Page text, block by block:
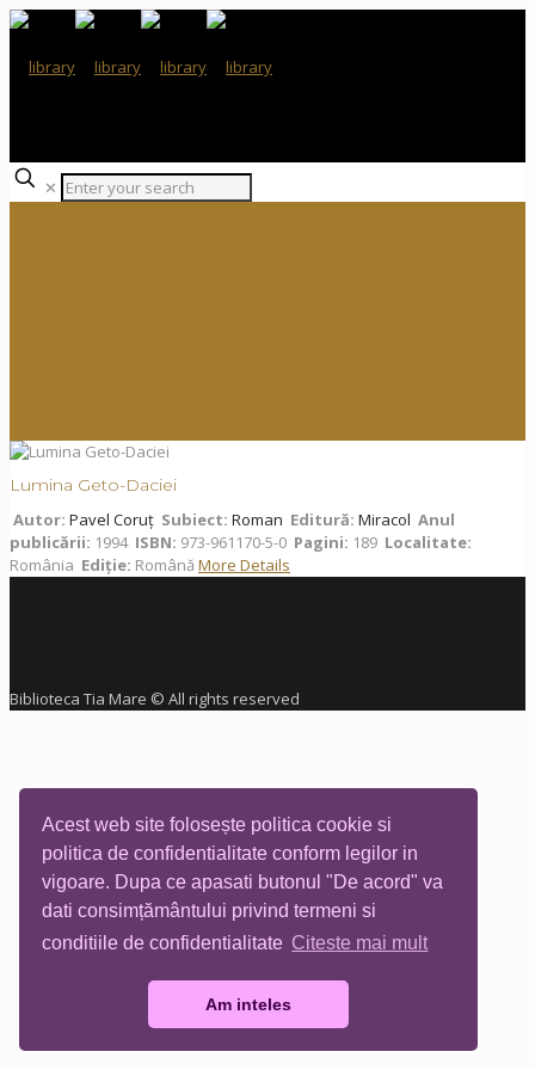
Acest web site folosește politica cookie si
politica de confidentialitate conform legilor in
vigoare. Dupa ce apasati butonul "De acord" va
dati consimțământului privind termeni si
conditiile de confidentialitate Citeste mai mult
Am inteles
✕
Lumina Geto-Daciei
Autor: Pavel Coruț Subiect: Roman Editură: Miracol Anul
publicării: 1994 ISBN: 973-961170-5-0 Pagini: 189 Localitate:
România Ediţie: Română More Details
Biblioteca Tia Mare © All rights reserved